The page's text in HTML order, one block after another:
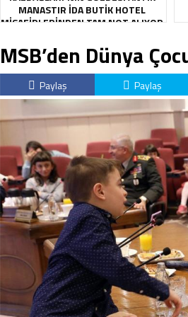
MANASTIR İDA BUTIK HOTEL
MISAFIRLERINDEN TAM NOT ALIYOR
MSB’den Dünya
Paylaş Paylaş